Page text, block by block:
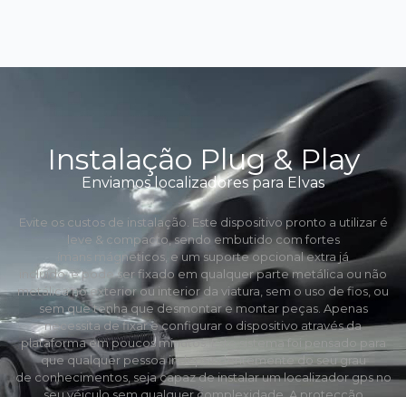
Instalação Plug & Play
Enviamos localizadores para Elvas
Evite os custos de instalação. Este dispositivo pronto a utilizar é
leve & compacto, sendo embutido com fortes
ímans mágneticos, e um suporte opcional extra já
incluído, e pode ser fixado em qualquer parte metálica ou não
metálica no exterior ou interior da viatura, sem o uso de fios, ou
sem que tenha que desmontar e montar peças. Apenas
necessita de fixar e configurar o dispositivo através da
plataforma em poucos minutos. Este sistema foi pensado para
que qualquer pessoa independentemente do seu grau
de conhecimentos, seja capaz de instalar um localizador gps no